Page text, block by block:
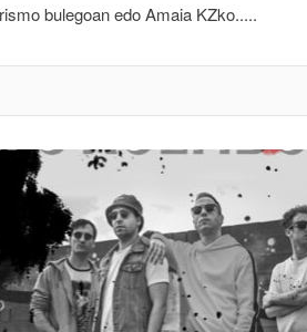
bulegoan edo Amaia KZko.....